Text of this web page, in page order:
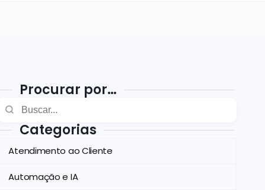
Procurar por…
Categorias
Atendimento ao Cliente
Automação e IA